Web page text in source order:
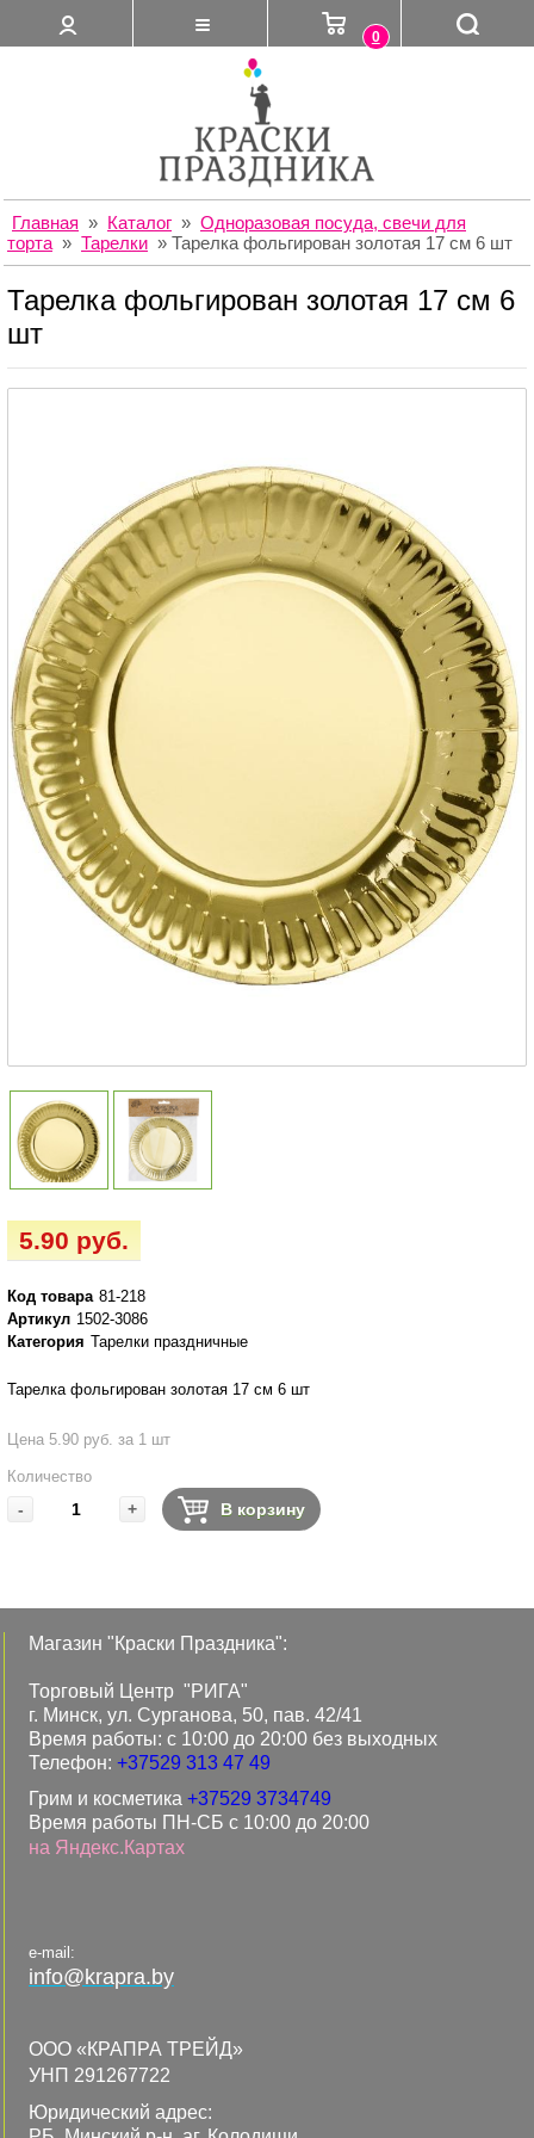
0
Главная » Каталог » Одноразовая посуда, свечи для
торта » Тарелки » Тарелка фольгирован золотая 17 см 6 шт
Тарелка фольгирован золотая 17 см 6
шт
5.90 руб.
Код товара 81-218
Артикул 1502-3086
Категория Тарелки праздничные
Тарелка фольгирован золотая 17 см 6 шт
Цена 5.90 руб. за 1 шт
Количество
- + В корзину
Магазин "Краски Праздника":
Торговый Центр "РИГА"
г. Минск, ул. Сурганова, 50, пав. 42/41
Время работы: с 10:00 до 20:00 без выходных
Телефон: +37529 313 47 49
Грим и косметика +37529 3734749
Время работы ПН-СБ с 10:00 до 20:00
на Яндекс.Картах
e-mail:
info@krapra.by
ООО «КРАПРА ТРЕЙД»
УНП 291267722
Юридический адрес: